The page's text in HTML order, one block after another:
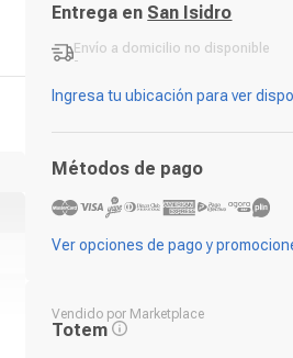
Entrega en San Isidro
Envío a domicilio no disponible
-
Ingresa tu ubicación para ver
Métodos de pago
Ver opciones de pago y
Vendido por Marketplace
Totem